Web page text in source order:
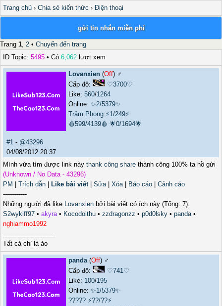
Trang chủ › Chia sẻ kiến thức › Điện thoại
gửi tin nhắn miễn phí
Trang 1, 2 • Chuyển đến trang
ID Topic: 5495 • Có 6,062 lượt xem
Lovanxien (Off) ♂️
Cấp độ:
♡3700♡
Like: 560/1264
Online: ✨2/5379✨
Trảm Phong ⚡1/249⚡
🩸599/4139🩸 🌟0/1694🌟
#1 - @43296
04/08/2012 20:37
Mình vừa tìm được link này thank công share thành công 100% ta hồ gửi
(Unknown / No Data - 43296)
PM
Trích dẫn Like bài viết| Sửa| Xóa| Báo cáo
Cảnh cáo
------------
Những người đã like Lovanxien bởi bài viết có ích này (Tổng: 7):
S2wykiff97 • akyra• Kocodoithu • zzdragonzz • p0d0lsky • panda•
nghiammo1992
Tất cả chỉ là ảo
panda(Off) ♂️
Cấp độ:
♡741♡
Like: 100/195
Online: ✨1/5379✨
????? ⚡??/??⚡